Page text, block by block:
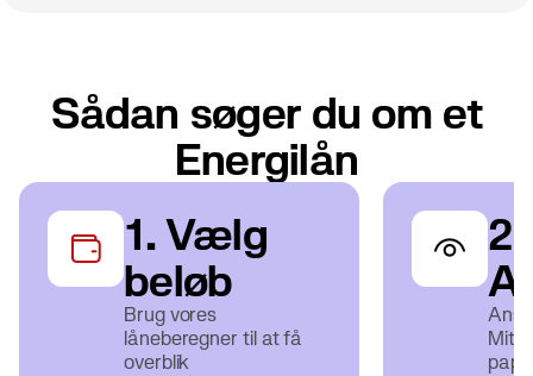
Sådan søger du om et
Energilån
1. Vælg
beløb
Brug vores
låneberegner til at få
overblik
2.